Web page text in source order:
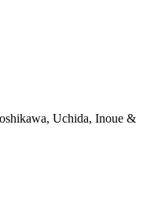
Uchida, Inoue &